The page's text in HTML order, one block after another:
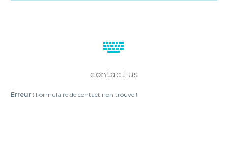


contact us
Erreur : Formulaire de contact non trouvé !